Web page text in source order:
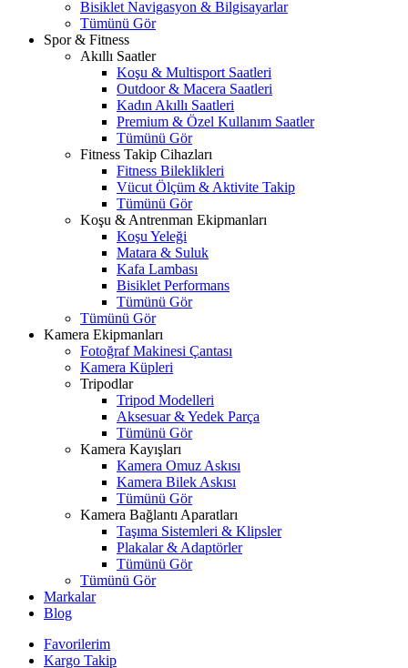
Bisiklet Navigasyon & Bilgisayarlar
Tümünü Gör
Spor & Fitness
Akıllı Saatler
Koşu & Multisport Saatleri
Outdoor & Macera Saatleri
Kadın Akıllı Saatleri
Premium & Özel Kullanım Saatler
Tümünü Gör
Fitness Takip Cihazları
Fitness Bileklikleri
Vücut Ölçüm & Aktivite Takip
Tümünü Gör
Koşu & Antrenman Ekipmanları
Koşu Yeleği
Matara & Suluk
Kafa Lambası
Bisiklet Performans
Tümünü Gör
Tümünü Gör
Kamera Ekipmanları
Fotoğraf Makinesi Çantası
Kamera Küpleri
Tripodlar
Tripod Modelleri
Aksesuar & Yedek Parça
Tümünü Gör
Kamera Kayışları
Kamera Omuz Askısı
Kamera Bilek Askısı
Tümünü Gör
Kamera Bağlantı Aparatları
Taşıma Sistemleri & Klipsler
Plakalar & Adaptörler
Tümünü Gör
Tümünü Gör
Markalar
Blog
Favorilerim
Kargo Takip